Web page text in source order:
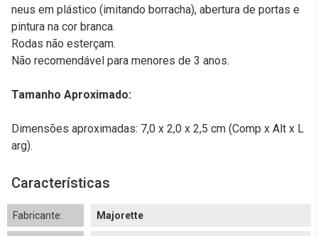
neus em plástico (imitando borracha), abertura de portas e
pintura na cor branca.
Rodas não esterçam.
Não recomendável para menores de 3 anos.
Tamanho Aproximado:
Dimensões aproximadas: 7,0 x 2,0 x 2,5 cm (Comp x Alt x L
arg).
Características
Fabricante: Majorette